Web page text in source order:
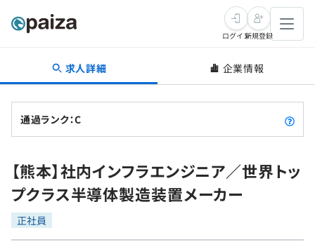
転職・キャリア
転職成功ガイド
転職エージェント
インタビュー
転職成功ガイド
新卒就活
求人検索
本選考
インターン
学習
問題集
プログラミング言語
ゲーム・マンガ
ログイン新規登録
求人詳細 企業情報
通過ランク：C
【熊本】社内インフラエンジニア／世界トッ
プクラス半導体製造装置メーカー
正社員